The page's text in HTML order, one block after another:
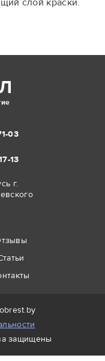
слой краски.
03
13
г.
защищены